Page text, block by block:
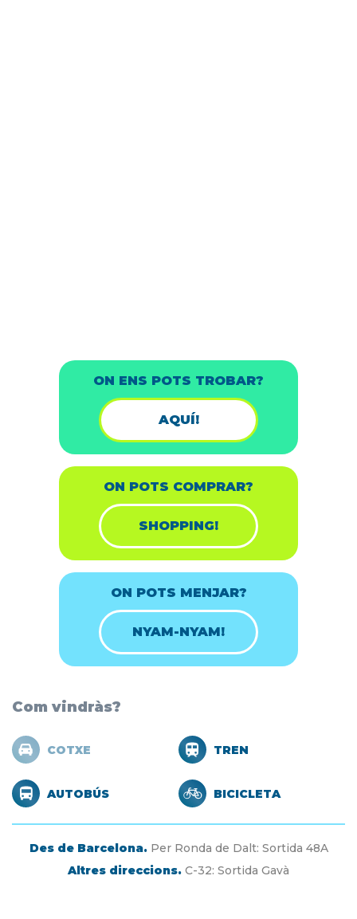
ON ENS POTS TROBAR?
AQUÍ!
ON POTS COMPRAR?
SHOPPING!
ON POTS MENJAR?
NYAM-NYAM!
Com vindràs?
COTXE TREN
AUTOBÚS BICICLETA
Des de Barcelona.Per Ronda de Dalt: Sortida 48A
Altres direccions. C-32: Sortida Gavà